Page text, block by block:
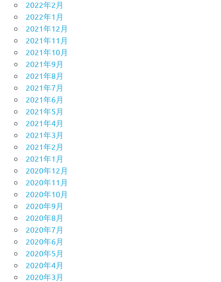
2022年2月
2022年1月
2021年12月
2021年11月
2021年10月
2021年9月
2021年8月
2021年7月
2021年6月
2021年5月
2021年4月
2021年3月
2021年2月
2021年1月
2020年12月
2020年11月
2020年10月
2020年9月
2020年8月
2020年7月
2020年6月
2020年5月
2020年4月
2020年3月